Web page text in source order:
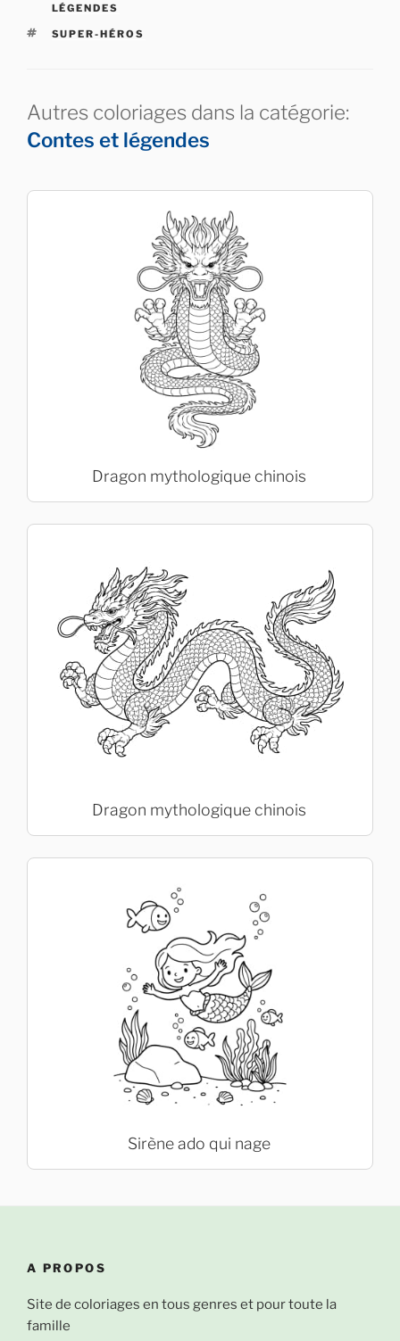
LÉGENDES
ÉTIQUETTES
SUPER-HÉROS
Autres coloriages dans la catégorie:
Contes et légendes
Dragon mythologique chinois
Dragon mythologique chinois
Sirène ado qui nage
A PROPOS
Site de coloriages en tous genres et pour toute la
famille